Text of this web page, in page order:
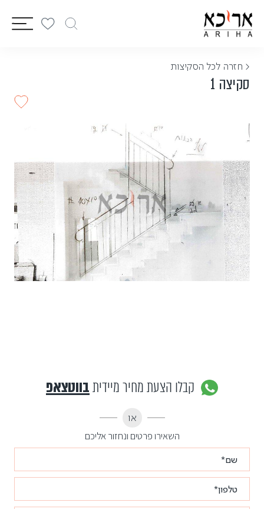
< חזרה לכל הסקיצות
סקיצה 1
קבלו הצעת מחיר מיידיתבווטצאפ
או
השאירו פרטים ונחזור אליכם